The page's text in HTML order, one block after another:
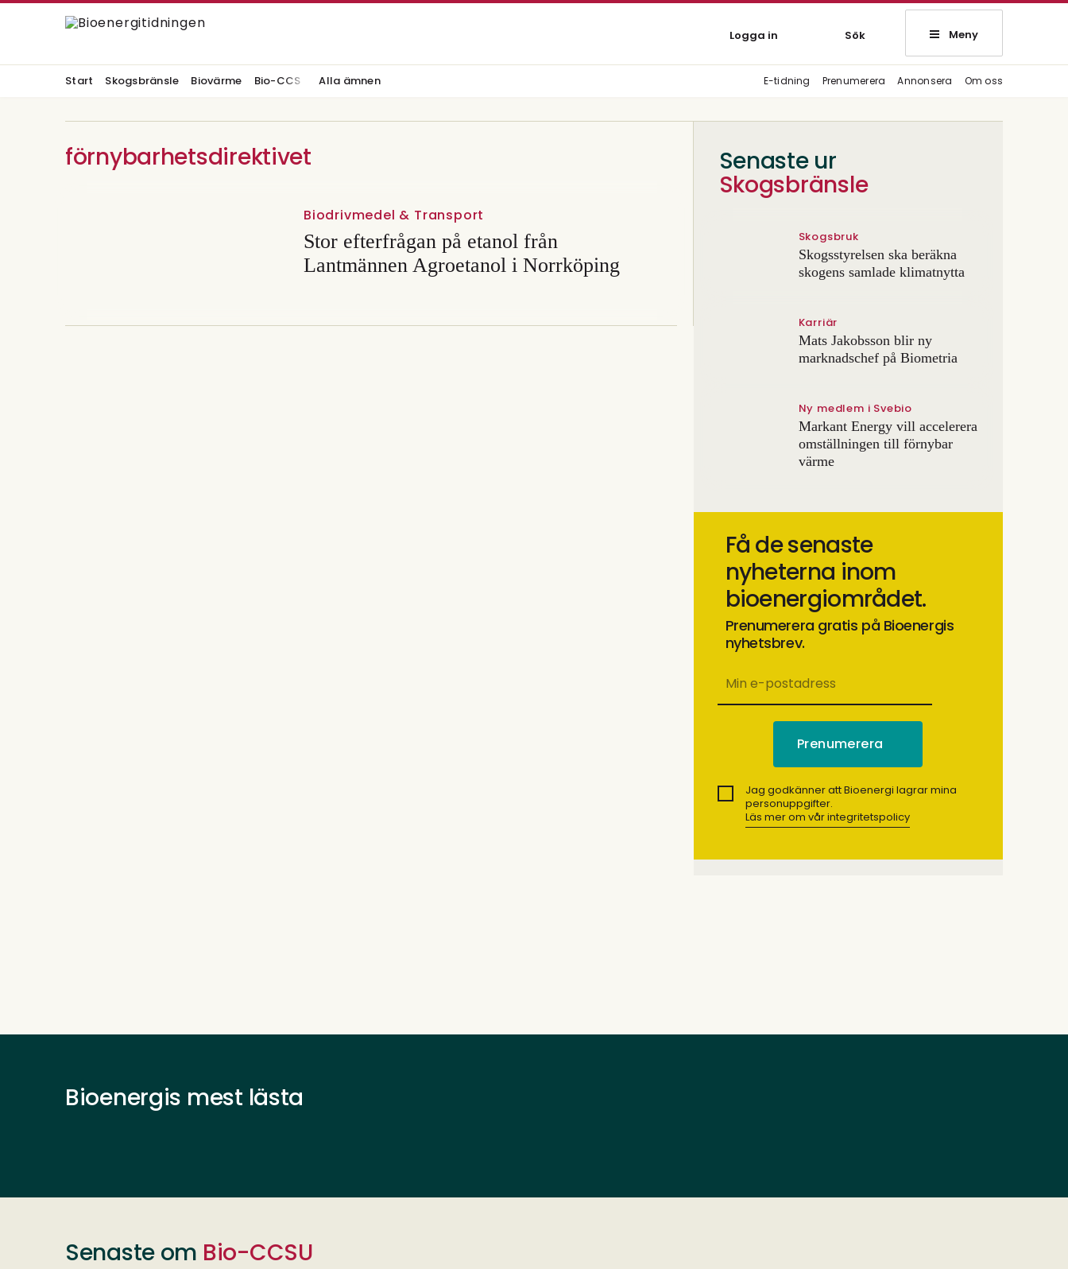
Logga in Sök Meny
Start Skogsbränsle Biovärme Bio-CCS Alla ämnen E-tidning Prenumerera Annonsera Om oss
förnybarhetsdirektivet
Biodrivmedel & Transport
Stor efterfrågan på etanol från
Lantmännen Agroetanol i Norrköping
Senaste ur
Skogsbränsle
Skogsbruk
Skogsstyrelsen ska beräkna
skogens samlade klimatnytta
Karriär
Mats Jakobsson blir ny
marknadschef på Biometria
Ny medlem i Svebio
Markant Energy vill accelerera
omställningen till förnybar
värme
Få de senaste
nyheterna inom
bioenergiområdet.
Prenumerera gratis på Bioenergis
nyhetsbrev.
Jag godkänner att Bioenergi lagrar mina
personuppgifter.
Läs mer om vår integritetspolicy
Bioenergis mest lästa
Senaste om Bio-CCSU